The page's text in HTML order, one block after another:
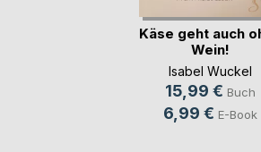
Käse geht auch
Wein!
Isabel Wuckel
15,99 € Buch
6,99 € E-Book